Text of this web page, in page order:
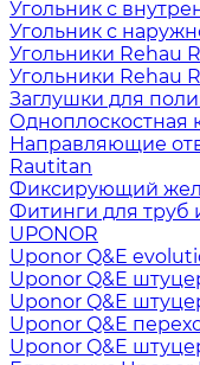
Угольник с
Угольник с
Угольники Rehau
Угольники Rehau
Заглушки для
Одноплоскостная
Направляющие
Rautitan
Фиксирующий
Фитинги для труб
UPONOR
Uponor Q&E
Uponor Q&E
Uponor Q&E
Uponor Q&E
Uponor Q&E